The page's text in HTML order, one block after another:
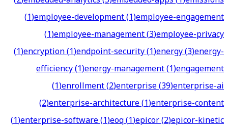
(1)employee-development(1)employee-engagement
(1)employee-management(3)employee-privacy
(1)encryption(1)endpoint-security(1)energy(3)energy-
efficiency(1)energy-management(1)engagement
(1)enrollment(2)enterprise(39)enterprise-ai
(2)enterprise-architecture(1)enterprise-content
(1)enterprise-software(1)eoq(1)epicor(2)epicor-kinetic